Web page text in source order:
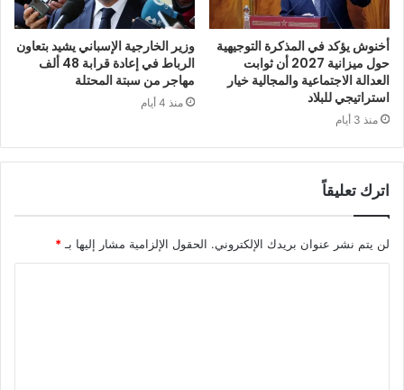
أخنوش يؤكد في المذكرة التوجيهية
حول ميزانية 2027 أن ثوابت
العدالة الاجتماعية والمجالية خيار
استراتيجي للبلاد
منذ 3 أيام
وزير الخارجية الإسباني يشيد بتعاون
الرباط في إعادة قرابة 48 ألف
مهاجر من سبتة المحتلة
منذ 4 أيام
اترك تعليقاً
لن يتم نشر عنوان بريدك الإلكتروني. الحقول الإلزامية مشار إليها بـ *